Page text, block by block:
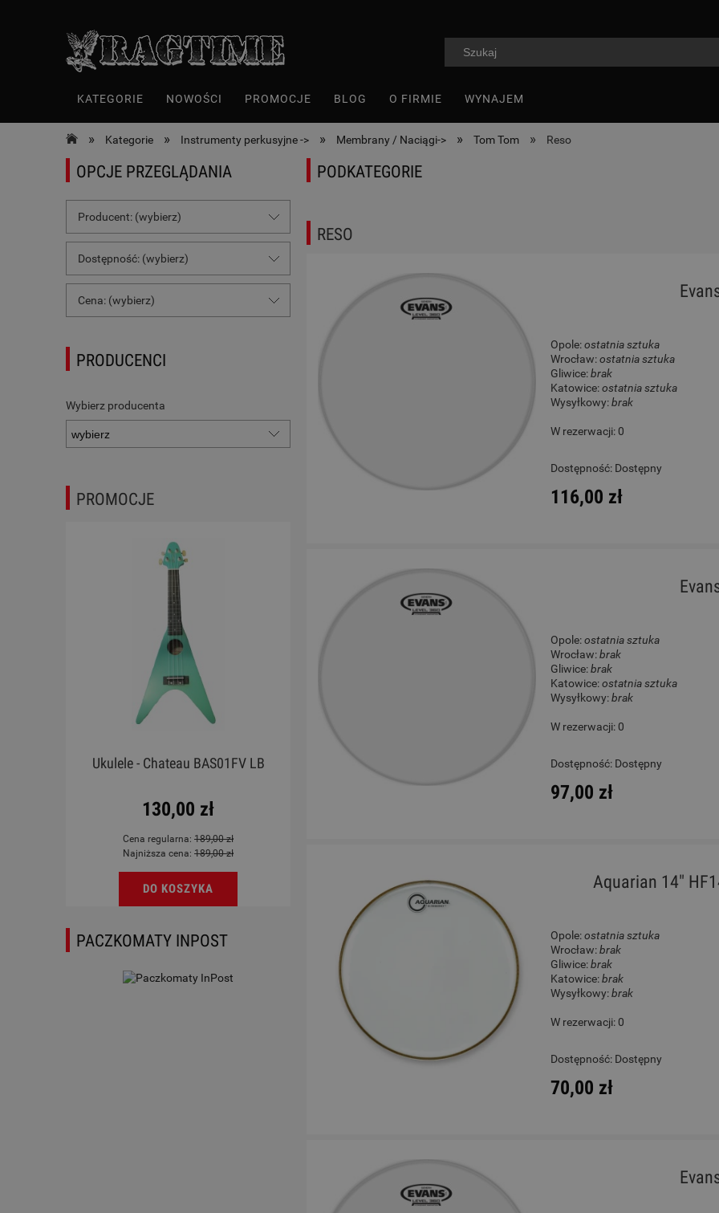
KATEGORIE NOWOŚCI PROMOCJE BLOG O FIRMIE WYNAJEM
» Kategorie » Instrumenty perkusyjne -> » Membrany / Naciągi-> » Tom Tom » Reso
OPCJE PRZEGLĄDANIA
Producent: (wybierz)
Dostępność: (wybierz)
Cena: (wybierz)
PRODUCENCI
Wybierz producenta
PROMOCJE
Ukulele - Chateau BAS01FV LB
130,00 zł
Cena regularna: 189,00 zł
Najniższa cena: 189,00 zł
DO KOSZYKA
Magadi M14E Kalimba
DO KOSZYKA
Gitara Klasyczna 4/4 -
Protege C1 Matiz Classic
DO KOSZYKA
PACZKOMATY INPOST
PODKATEGORIE
RESO
Opole:ostatnia sztuka
Wrocław:ostatnia sztuka
Gliwice:brak
Katowice:ostatnia sztuka
Wysyłkowy:brak
W rezerwacji: 0
Dostępność: Dostępny
116,00 zł
Opole:ostatnia sztuka
Wrocław:brak
Gliwice:brak
Katowice:ostatnia sztuka
Wysyłkowy:brak
W rezerwacji: 0
Dostępność: Dostępny
97,00 zł
Aquarian 14"
Opole:ostatnia sztuka
Wrocław:brak
Gliwice:brak
Katowice:brak
Wysyłkowy:brak
W rezerwacji: 0
Dostępność: Dostępny
70,00 zł